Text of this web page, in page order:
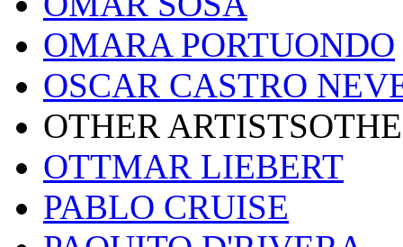
OMARA PORTUONDO
OSCAR CASTRO
OTHER
OTTMAR LIEBERT
PABLO CRUISE